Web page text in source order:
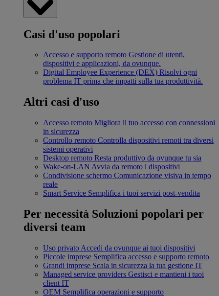
Casi d'uso popolari
Accesso e supporto remoto Gestione di utenti,
dispositivi e applicazioni, da ovunque.
Digital Employee Experience (DEX) Risolvi ogni
problema IT prima che impatti sulla tua produttività.
Altri casi d'uso
Accesso remoto Migliora il tuo accesso con connessioni
in sicurezza
Controllo remoto Controlla dispositivi remoti tra diversi
sistemi operativi
Desktop remoto Resta produttivo da ovunque tu sia
Wake-on-LAN Avvia da remoto i dispositivi
Condivisione schermo Comunicazione visiva in tempo
reale
Smart Service Semplifica i tuoi servizi post-vendita
Per necessità Soluzioni popolari per
diversi team
Uso privato Accedi da ovunque ai tuoi dispositivi
Piccole imprese Semplifica accesso e supporto remoto
Grandi imprese Scala in sicurezza la tua gestione IT
Managed service providers Gestisci e mantieni i tuoi
client IT
OEM Semplifica operazioni e supporto